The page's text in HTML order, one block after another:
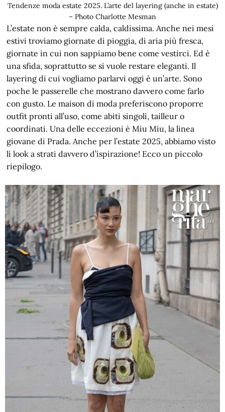
Tendenze moda estate 2025. L’arte del layering (anche in estate)
– Photo Charlotte Mesman
L’estate non è sempre calda, caldissima. Anche nei mesi
estivi troviamo giornate di pioggia, di aria più fresca,
giornate in cui non sappiamo bene come vestirci. Ed è
una sfida, soprattutto se si vuole restare eleganti. Il
layering di cui vogliamo parlarvi oggi è un’arte. Sono
poche le passerelle che mostrano davvero come farlo
con gusto. Le maison di moda preferiscono proporre
outfit pronti all’uso, come abiti singoli, tailleur o
coordinati. Una delle eccezioni è Miu Miu, la linea
giovane di Prada. Anche per l’estate 2025, abbiamo visto
lì look a strati davvero d’ispirazione! Ecco un piccolo
riepilogo.